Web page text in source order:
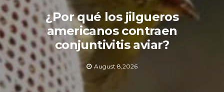
¿Por qué los jilgueros
americanos contraen
conjuntivitis aviar?
August 8,2026